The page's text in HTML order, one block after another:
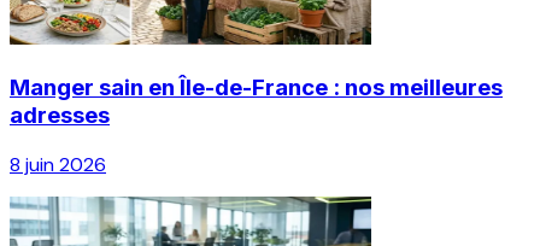
Manger sain en Île-de-France : nos meilleures
adresses
8 juin 2026